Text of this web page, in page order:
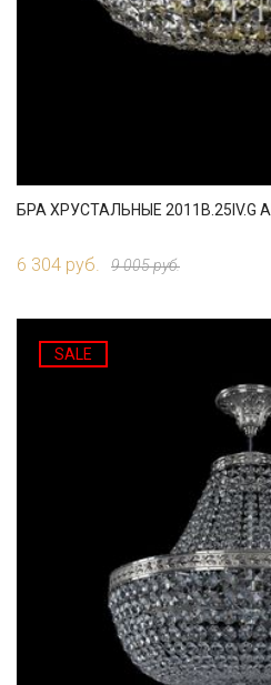
БРА ХРУСТАЛЬНЫЕ 2011B.25IV.G
6 304 руб. 9 005 руб.
SALE